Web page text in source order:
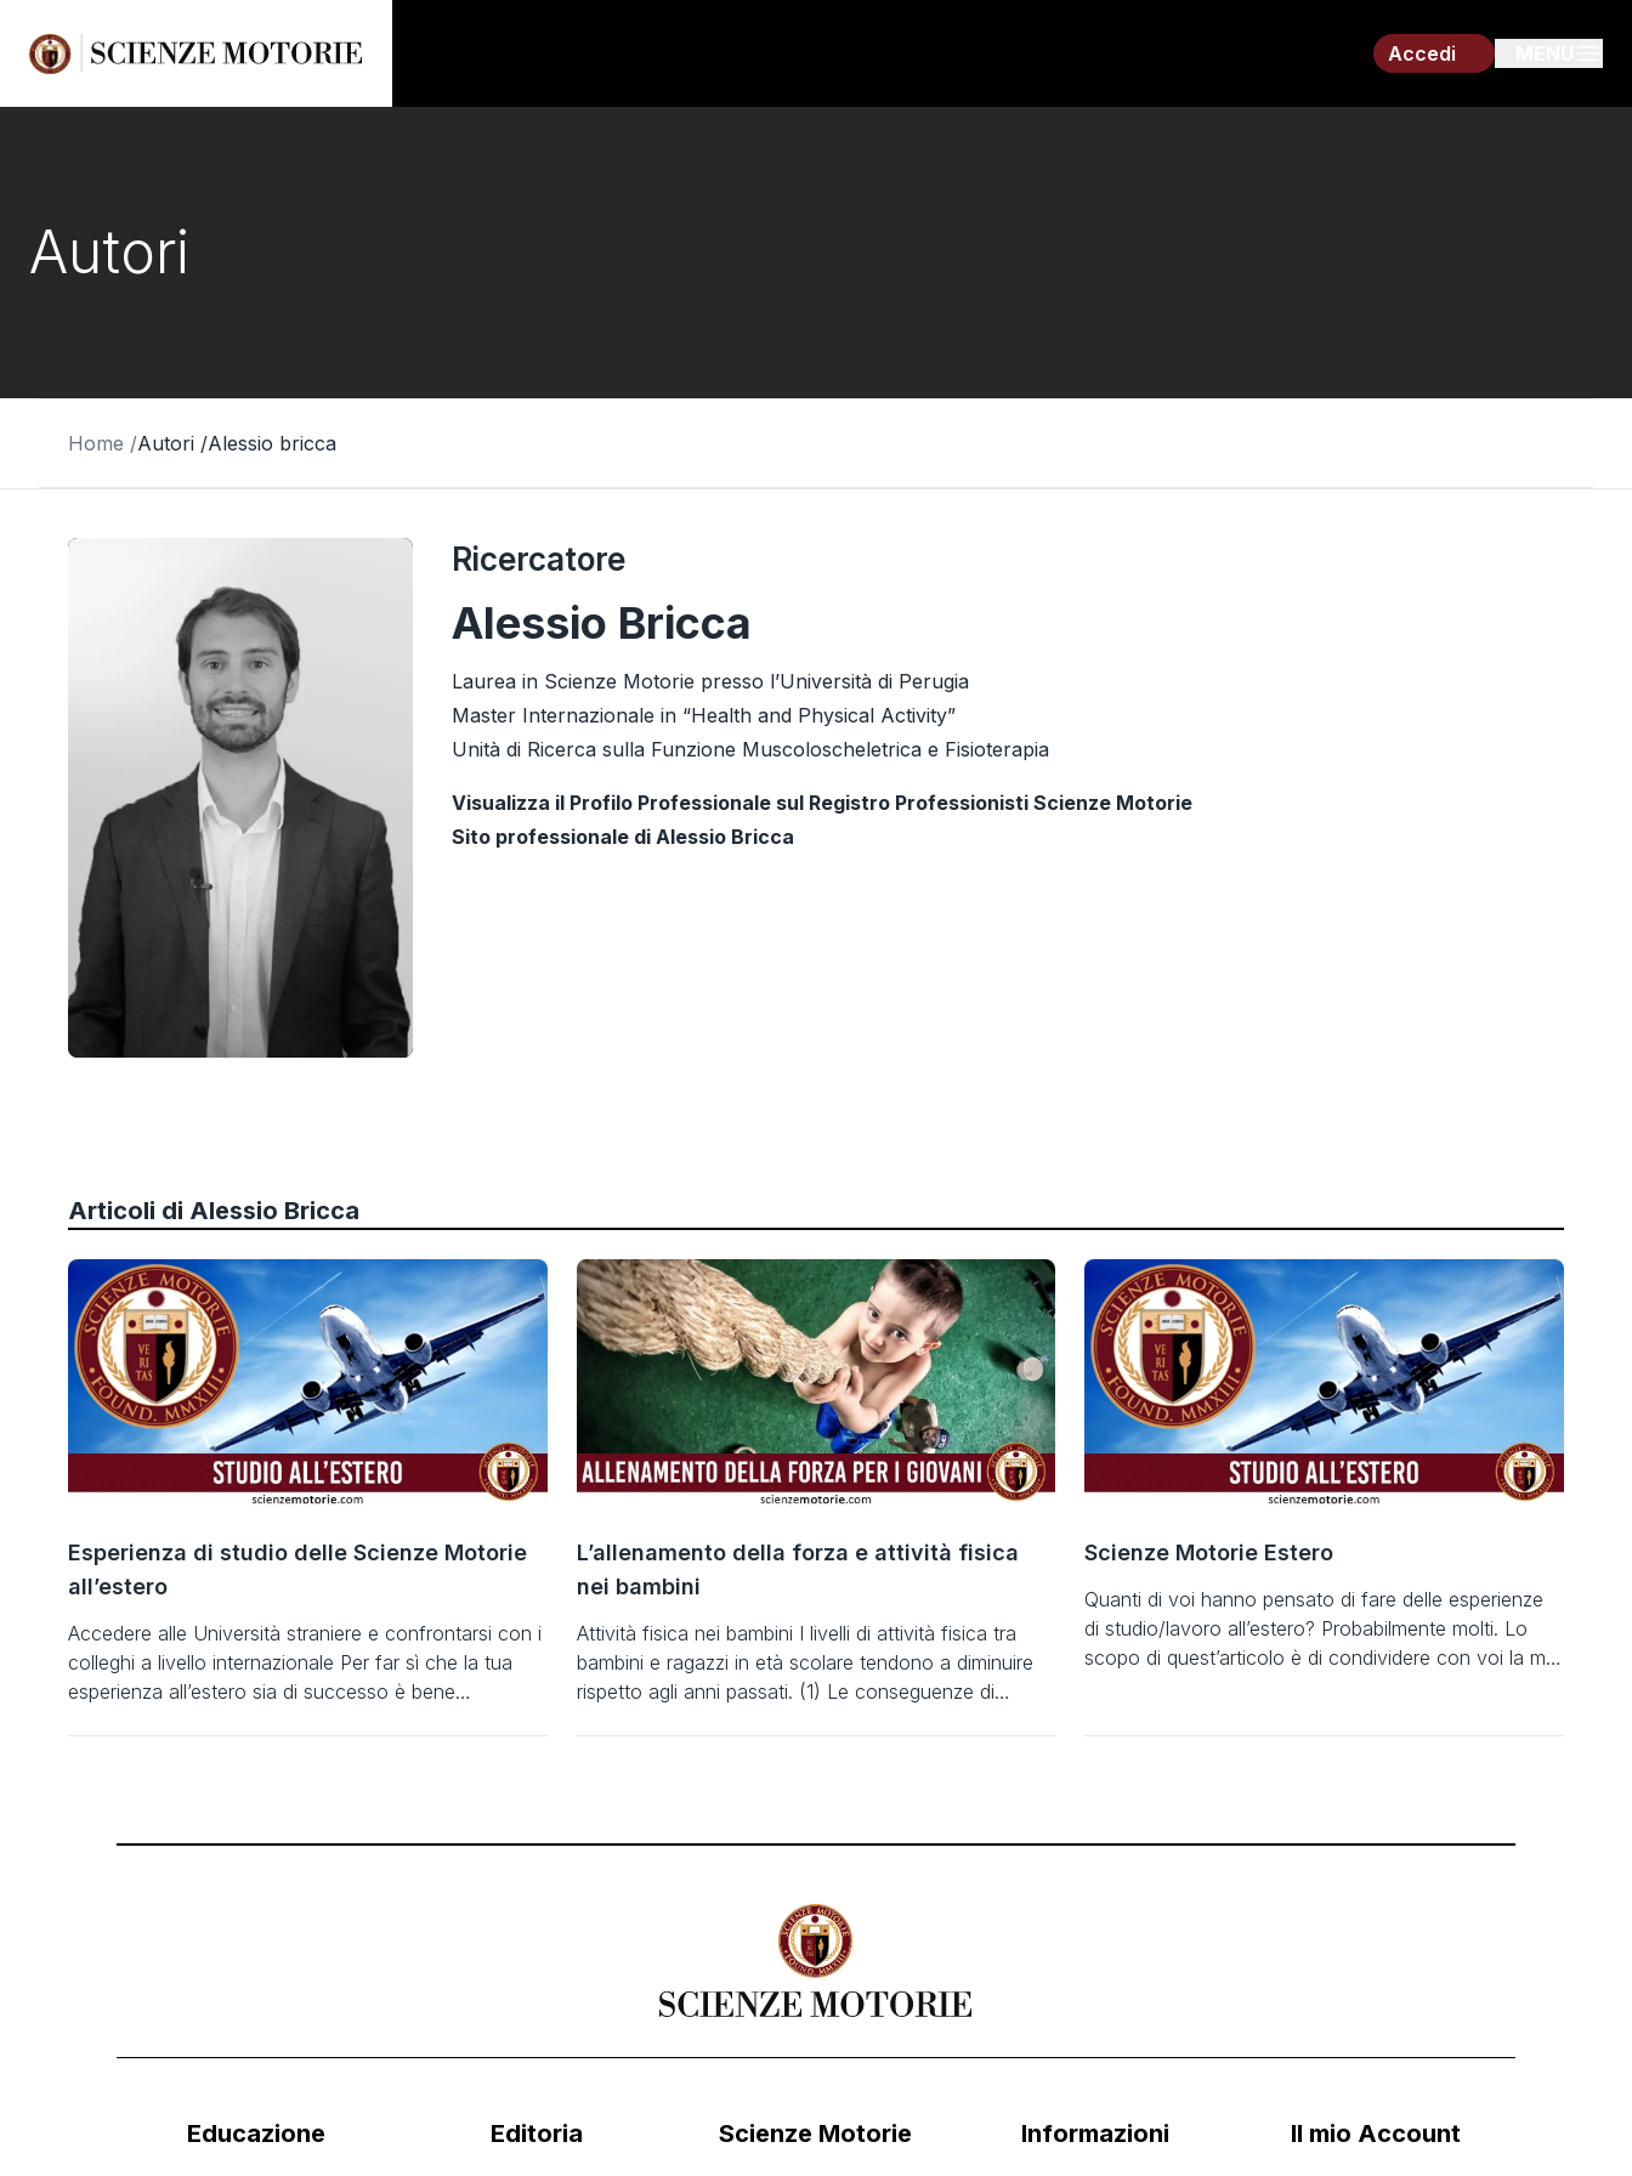
Accedi
Autori
Home /Autori /Alessio bricca
Ricercatore
Alessio Bricca
Laurea in Scienze Motorie presso l’Università di Perugia
Master Internazionale in “Health and Physical Activity”
Unità di Ricerca sulla Funzione Muscoloscheletrica e Fisioterapia
Visualizza il Profilo Professionale sul Registro Professionisti Scienze Motorie
Sito professionale di Alessio Bricca
Articoli di Alessio Bricca
Esperienza di studio delle Scienze Motorie
all’estero
Accedere alle Università straniere e confrontarsi con i
colleghi a livello internazionale Per far sì che la tua
esperienza all’estero sia di successo è bene
L’allenamento della forza e attività fisica
nei bambini
Attività fisica nei bambini I livelli di attività fisica tra
bambini e ragazzi in età scolare tendono a diminuire
rispetto agli anni passati. (1) Le conseguenze di
Scienze Motorie Estero
Quanti di voi hanno pensato di fare delle esperienze
di studio/lavoro all’estero? Probabilmente molti. Lo
scopo di quest’articolo è di condividere con voi la mia
spinta a investire in voi stessi e nelle vostre capacità.
Educazione Editoria Scienze Motorie Informazioni Il mio Account